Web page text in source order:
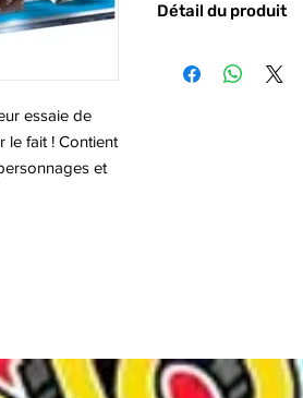
essaie de
le fait ! Contient
et
Détail du produit